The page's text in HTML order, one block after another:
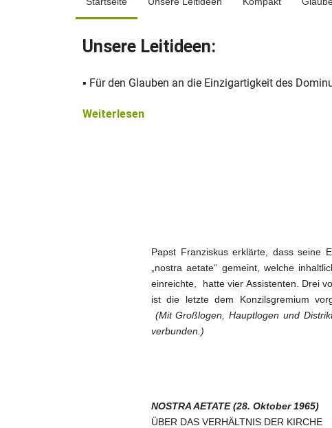
Unsere Leitideen:
▪ Für den Glauben an die Einzigartigkeit des
Weiterlesen
Papst Franziskus erklärte, dass seine
„nostra aetate“ gemeint, welche
einreichte, hatte vier Assistenten. Drei
ist die letzte dem Konzilsgremium
(Mit Großlogen, Hauptlogen und
verbunden.)
NOSTRA AETATE (28. Oktober 1965)
ÜBER DAS VERHÄLTNIS DER KIRCHE